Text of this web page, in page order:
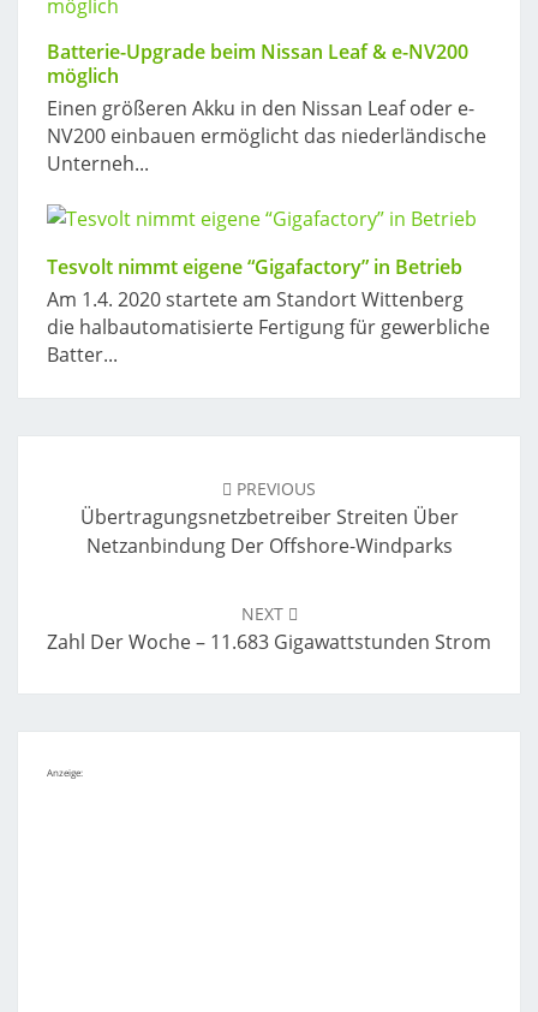
Batterie-Upgrade beim Nissan Leaf & e-NV200
möglich
Einen größeren Akku in den Nissan Leaf oder e-
NV200 einbauen ermöglicht das niederländische
Unterneh...
Tesvolt nimmt eigene “Gigafactory” in Betrieb
Am 1.4. 2020 startete am Standort Wittenberg
die halbautomatisierte Fertigung für gewerbliche
Batter...
PREVIOUS
Übertragungsnetzbetreiber Streiten Über
Netzanbindung Der Offshore-Windparks
NEXT
Zahl Der Woche – 11.683 Gigawattstunden Strom
Anzeige: